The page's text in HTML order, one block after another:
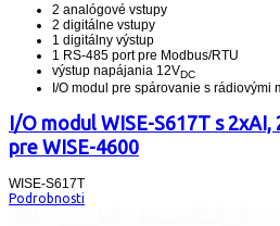
2 analógové vstupy
2 digitálne vstupy
1 digitálny výstup
1 RS-485 port pre Modbus/RTU
výstup napájania 12VDC
I/O modul pre spárovanie s rádiovými
I/O modul WISE-S617T s 2xAI,
pre WISE-4600
WISE-S617T
Podrobnosti